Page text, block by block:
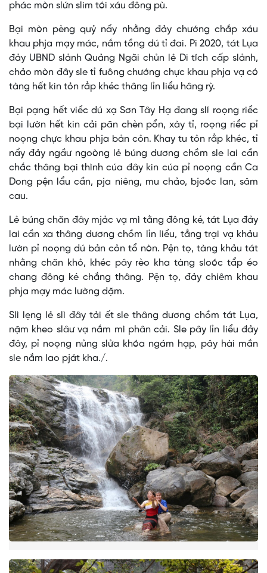
phác mòn slứn slim tói xáu đông pù.
Bại mòn pèng quỷ nẩy nhằng đảy chướng chắp xáu
khau phja mạy mác, nắm tồng dú tỉ đai. Pi 2020, tát Lụa
đảy UBND slảnh Quảng Ngãi chủn lẻ Di tích cấp slảnh,
chảo mòn đây sle tỉ fuông chướng chực khau phja vạ có
tàng hết kin tỏn rẳp khéc thâng lỉn liểu hâng rỳ.
Bại pạng hết viểc dú xạ Sơn Tây Hạ đang slí roọng riểc
bại lườn hết kin cải păn chèn pổn, xày tỉ, roọng riểc pỉ
noọng chực khau phja bản cỏn. Khay tu tỏn rẳp khéc, tỉ
nẩy đảy ngầư ngoòng lẻ búng dương chồm sle lai cần
chắc thâng bại thình cúa đây kin cúa pỉ noọng cần Ca
Dong pện lẩu cần, pja niêng, mu chảo, bjoóc lan, sâm
cau.
Lẻ búng chăn đây mjảc vạ mì tằng đông ké, tát Lụa đảy
lai cần xa thâng dương chồm lỉn liểu, tẳng trại vạ khảu
lườn pỉ noọng dú bản cỏn tổ nòn. Pện tọ, tàng khảu tát
nhằng chăn khỏ, khéc pây rèo kha tàng sloóc tẩp éo
chang đông ké chắng thâng. Pện tọ, đảy chiêm khau
phja mạy mác lường dặm.
Slì lẹng lẻ slì đây tải ết sle thâng dương chồm tát Lụa,
nặm kheo slâư vạ nắm mì phân cải. Sle pây lỉn liểu đảy
đây, pỉ noọng nủng slửa khóa ngám hạp, pây hài mắn
sle nắm lao pjảt kha./.